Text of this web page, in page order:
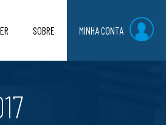
SOBRE MINHA CONTA